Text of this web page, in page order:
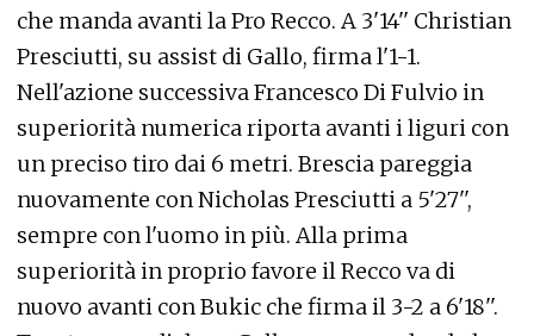
che manda avanti la Pro Recco. A 3'14'' Christian
Presciutti, su assist di Gallo, firma l'1-1.
Nell'azione successiva Francesco Di Fulvio in
superiorità numerica riporta avanti i liguri con
un preciso tiro dai 6 metri. Brescia pareggia
nuovamente con Nicholas Presciutti a 5'27'',
sempre con l'uomo in più. Alla prima
superiorità in proprio favore il Recco va di
nuovo avanti con Bukic che firma il 3-2 a 6'18''.